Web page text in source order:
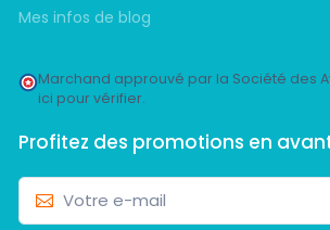
Mes infos de blog
Marchand approuvé par la Société des
ici pour vérifier.
Profitez des promotions en